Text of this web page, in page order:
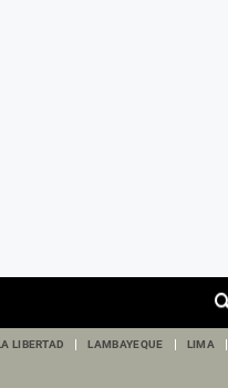
LIBERTAD LAMBAYEQUE LIMA